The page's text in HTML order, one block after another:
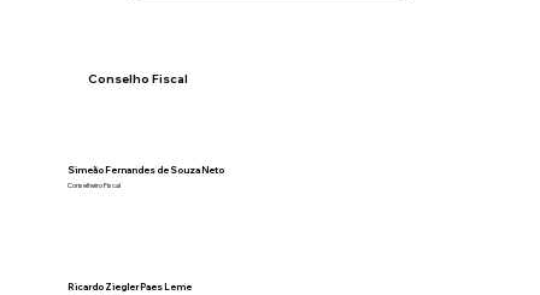
Conselho Fiscal
Simeão Fernandes de Souza Neto
Conselheiro Fiscal
Ricardo Ziegler Paes Leme